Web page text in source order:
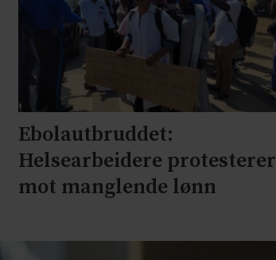
Ebolautbruddet:
Helsearbeidere protesterer
mot manglende lønn